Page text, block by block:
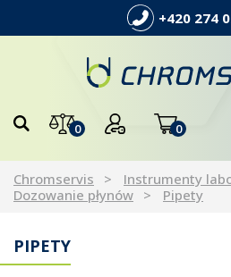
+420 274
0 0
Chromservis
Instrumenty
Dozowanie płynów
Pipety
PIPETY